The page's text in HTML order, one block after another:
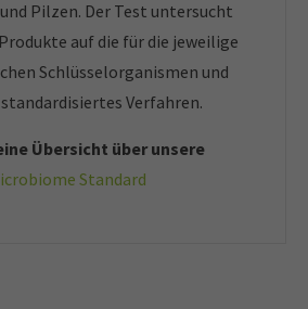
Pilzen. Der Test untersucht
auf die für die jeweilige
Schlüsselorganismen und
Verfahren.
Übersicht über unsere
Standard